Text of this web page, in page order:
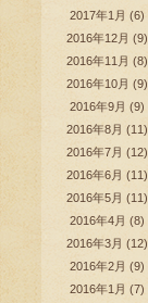
2017年1月 (6)
2016年12月 (9)
2016年11月 (8)
2016年10月 (9)
2016年9月 (9)
2016年8月 (11)
2016年7月 (12)
2016年6月 (11)
2016年5月 (11)
2016年4月 (8)
2016年3月 (12)
2016年2月 (9)
2016年1月 (7)